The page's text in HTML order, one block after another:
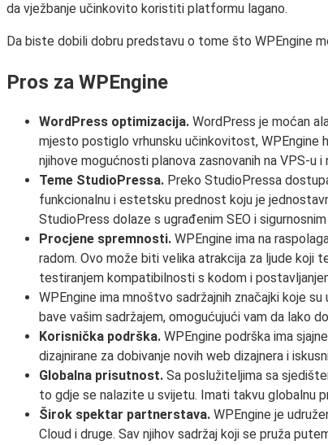
da vježbanje učinkovito koristiti platformu lagano.
Da biste dobili dobru predstavu o tome što WPEngine
Pros za WPEngine
WordPress optimizacija. WordPress je moćan
mjesto postiglo vrhunsku učinkovitost, WPEngine
njihove mogućnosti planova zasnovanih na VPS-u
Teme StudioPressa. Preko StudioPressa
funkcionalnu i estetsku prednost koju je
StudioPress dolaze s ugrađenim SEO i sigurnosnim
Procjene spremnosti. WPEngine ima na
radom. Ovo može biti velika atrakcija za ljude koji
testiranjem kompatibilnosti s kodom i
WPEngine ima mnoštvo sadržajnih značajki koje
bave vašim sadržajem, omogućujući vam da lako
Korisnička podrška. WPEngine podrška ima
dizajnirane za dobivanje novih web dizajnera i
Globalna prisutnost. Sa poslužiteljima sa
to gdje se nalazite u svijetu. Imati takvu globalnu
Širok spektar partnerstava. WPEngine je
Cloud i druge. Sav njihov sadržaj koji se pruža